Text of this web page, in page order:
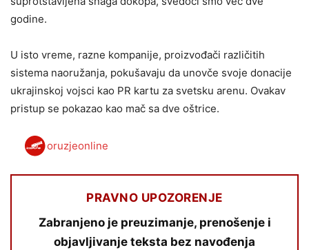
godine.
U isto vreme, razne kompanije, proizvođači različitih
sistema naoružanja, pokušavaju da unovče svoje donacije
ukrajinskoj vojsci kao PR kartu za svetsku arenu. Ovakav
pristup se pokazao kao mač sa dve oštrice.
oruzjeonline
PRAVNO UPOZORENJE
Zabranjeno je preuzimanje, prenošenje i
objavljivanje teksta bez navođenja